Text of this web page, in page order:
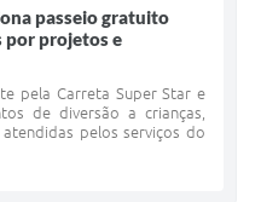
passeio gratuito
por projetos e
pela Carreta Super Star e
de diversão a crianças,
pelos serviços do